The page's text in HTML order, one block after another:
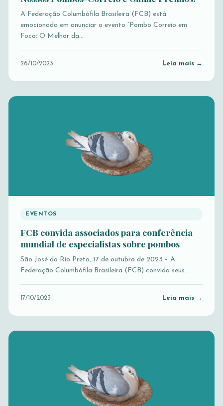
A Federação Columbófila Brasileira (FCB) está
emocionada em anunciar o evento “Pombo Correio em
Foco: O Melhor da…
26/10/2023 Leia mais →
EVENTOS
FCB convida associados para conferência
mundial de especialistas sobre pombos
São José do Rio Preto, 17 de outubro de 2023 – A
Federação Columbófila Brasileira (FCB) convida seus…
17/10/2023 Leia mais →